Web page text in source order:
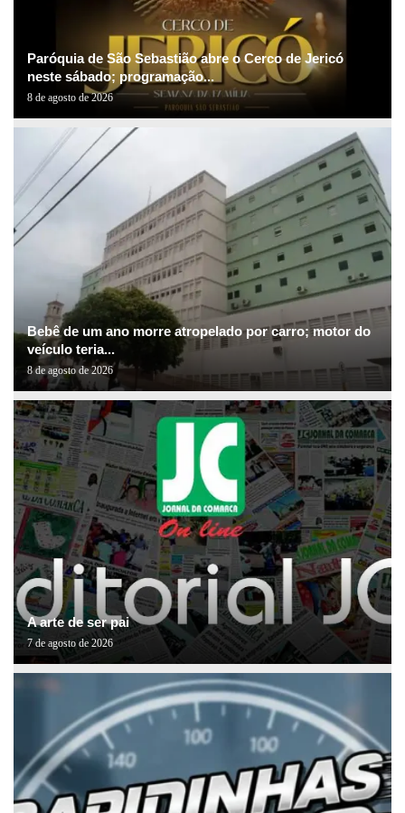
Paróquia de São Sebastião abre o Cerco de Jericó
neste sábado; programação...
8 de agosto de 2026
Bebê de um ano morre atropelado por carro; motor do
veículo teria...
8 de agosto de 2026
A arte de ser pai
7 de agosto de 2026